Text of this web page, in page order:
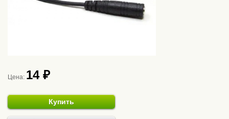
Цена: 14 ₽
Купить